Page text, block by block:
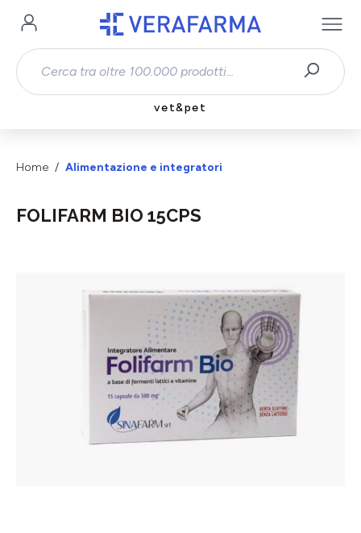
Passa al contenuto principale
vet&pet
Home Alimentazione e integratori
FOLIFARM BIO 15CPS